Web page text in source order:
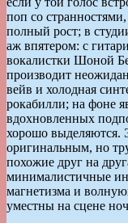
поп со
полный рост; в
аж впятером: с
вокалистки Шоной
производит
вейв и холодная
рокабилли; на фоне
вдохновленных
хорошо выделяются.
оригинальным, но
похожие друг на
минималистичные
магнетизма и
уместны на сцене